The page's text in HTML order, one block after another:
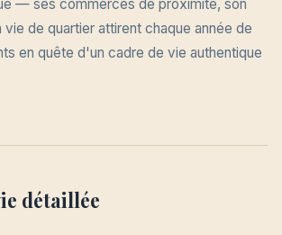
— ses commerces de proximité, son
de quartier attirent chaque année de
en quête d'un cadre de vie authentique
détaillée